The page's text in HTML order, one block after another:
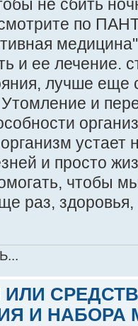
не сбить
по
и ее лечение.
лучше еще
и
устает
и просто
чтобы
раз,
И НАБОРА